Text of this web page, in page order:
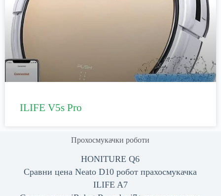
ILIFE V5s Pro
Прохосмукачки роботи
HONITURE Q6
Сравни цена Neato D10 робот прахосмукачка
ILIFE A7